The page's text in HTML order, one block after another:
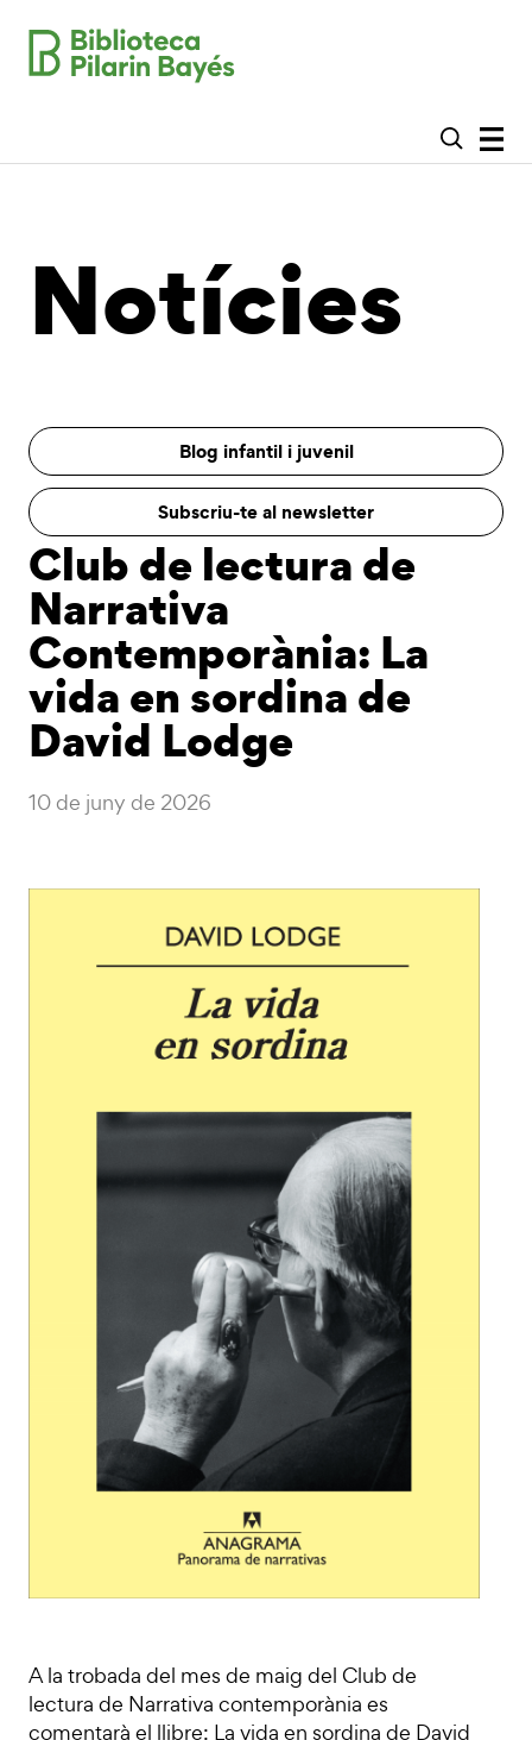
Notícies
Blog infantil i juvenil
Subscriu-te al newsletter
Club de lectura de
Narrativa
Contemporània: La
vida en sordina de
David Lodge
10 de juny de 2026
A la trobada del mes de maig del Club de
lectura de Narrativa contemporània es
comentarà el llibre: La vida en sordina de David